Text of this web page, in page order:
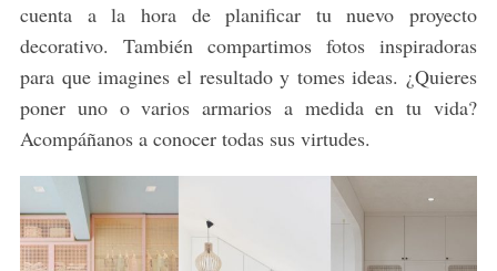
cuenta a la hora de planificar tu nuevo proyecto
decorativo. También compartimos fotos inspiradoras
para que imagines el resultado y tomes ideas. ¿Quieres
poner uno o varios armarios a medida en tu vida?
Acompáñanos a conocer todas sus virtudes.